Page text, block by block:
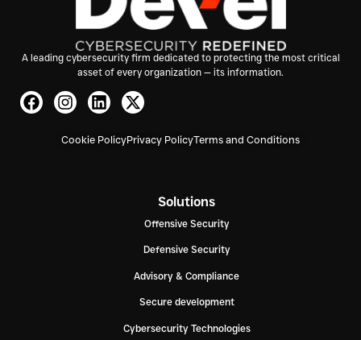
A leading cybersecurity firm dedicated to protecting the most critical
asset of every organization — its information.
Cookie PolicyPrivacy PolicyTerms and Conditions
Solutions
Offensive Security
Defensive Security
Advisory & Compliance
Secure development
Cybersecurity Technologies